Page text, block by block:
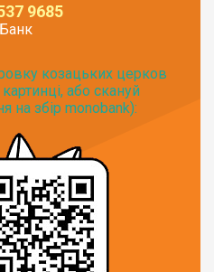
9685
козацьких церков
або скануй
на збір monobank):